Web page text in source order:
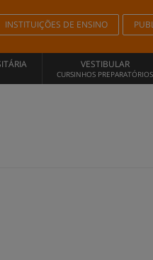
INSTITUIÇÕES DE ENSINO
VESTIBULAR
CURSINHOS PREPARATÓRIOS